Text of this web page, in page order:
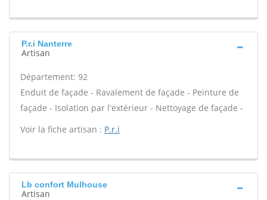
P.r.i Nanterre
Artisan
Département: 92
Enduit de façade - Ravalement de façade - Peinture de
façade - Isolation par l'extérieur - Nettoyage de façade -
Voir la fiche artisan : P.r.i
Lb confort Mulhouse
Artisan